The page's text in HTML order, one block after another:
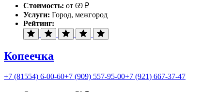
Стоимость: от 69 ₽
Услуги: Город, межгород
Рейтинг:
Копеечка
+7 (81554) 6-00-60+7 (909) 557-95-00+7 (921) 667-37-47